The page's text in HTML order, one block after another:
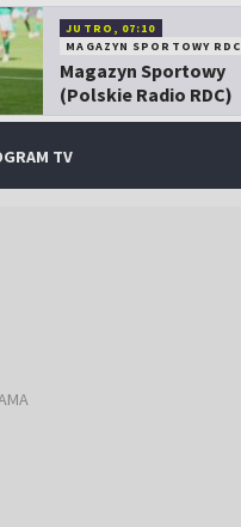
JUTRO, 07:10
MAGAZYN SPORTOWY RDC
Magazyn Sportowy
(Polskie Radio RDC)
TV